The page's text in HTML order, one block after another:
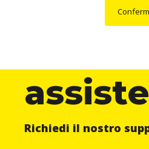
Richiedi il nostro